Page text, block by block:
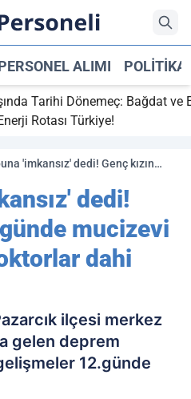
ALIMI POLITIKA
Tarihi Dönemeç: Bağdat ve
Rotası Türkiye!
'imkansız' dedi! Genç kızın
dedi!
mucizevi
dahi
ilçesi merkez
gelen deprem
12.günde